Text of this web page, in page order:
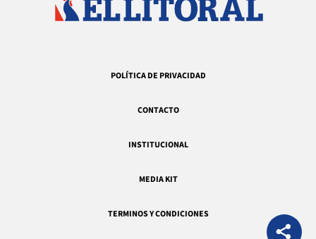
POLÍTICA DE PRIVACIDAD
CONTACTO
INSTITUCIONAL
MEDIA KIT
TERMINOS Y CONDICIONES